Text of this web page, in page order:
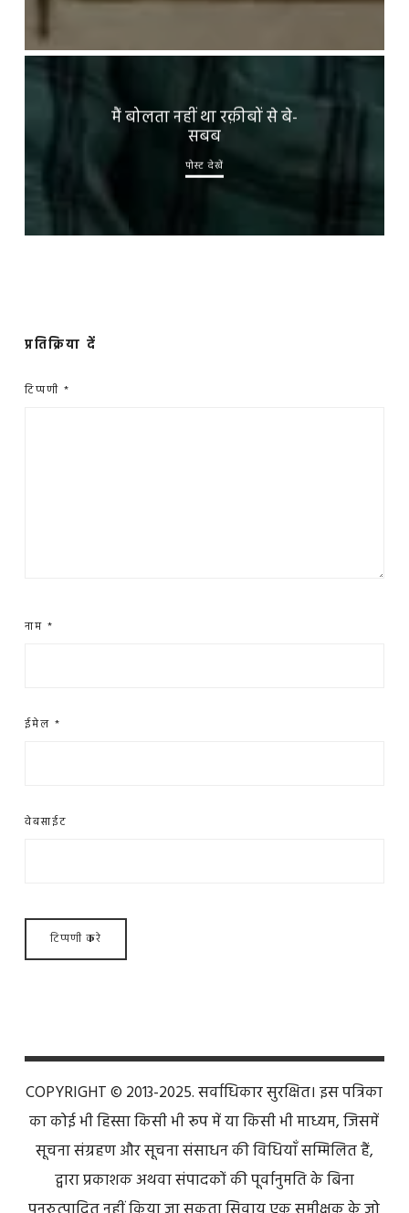
मैं बोलता नहीं था रक़ीबों से बे-
सबब
पोस्ट देखें
प्रतिक्रिया दें
टिप्पणी *
नाम *
ईमेल *
वेबसाईट
COPYRIGHT © 2013-2025. सर्वाधिकार सुरक्षित। इस पत्रिका
का कोई भी हिस्सा किसी भी रूप में या किसी भी माध्यम, जिसमें
सूचना संग्रहण और सूचना संसाधन की विधियाँ सम्मिलित हैं,
द्वारा प्रकाशक अथवा संपादकों की पूर्वानुमति के बिना